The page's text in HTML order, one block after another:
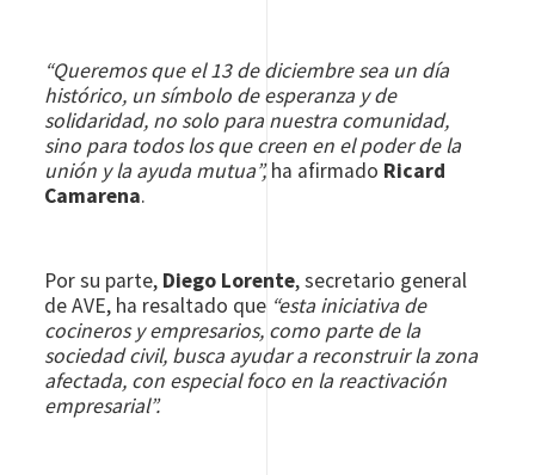
“Queremos que el 13 de diciembre sea un día
histórico, un símbolo de esperanza y de
solidaridad, no solo para nuestra comunidad,
sino para todos los que creen en el poder de la
unión y la ayuda mutua”,ha afirmado Ricard
Camarena.
Por su parte, Diego Lorente, secretario general
de AVE, ha resaltado que “esta iniciativa de
cocineros y empresarios, como parte de la
sociedad civil, busca ayudar a reconstruir la zona
afectada, con especial foco en la reactivación
empresarial”.